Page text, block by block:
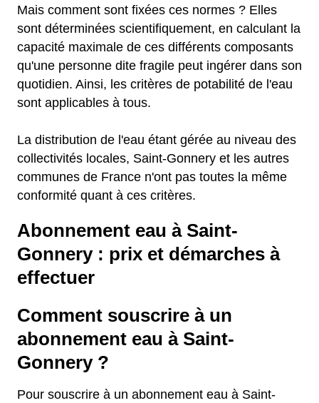
Mais comment sont fixées ces normes ? Elles
sont déterminées scientifiquement, en calculant la
capacité maximale de ces différents composants
qu'une personne dite fragile peut ingérer dans son
quotidien. Ainsi, les critères de potabilité de l'eau
sont applicables à tous.
La distribution de l'eau étant gérée au niveau des
collectivités locales, Saint-Gonnery et les autres
communes de France n'ont pas toutes la même
conformité quant à ces critères.
Abonnement eau à Saint-
Gonnery : prix et démarches à
effectuer
Comment souscrire à un
abonnement eau à Saint-
Gonnery ?
Pour souscrire à un abonnement eau à Saint-